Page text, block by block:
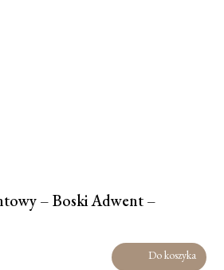
– Boski Adwent –
Do koszyka